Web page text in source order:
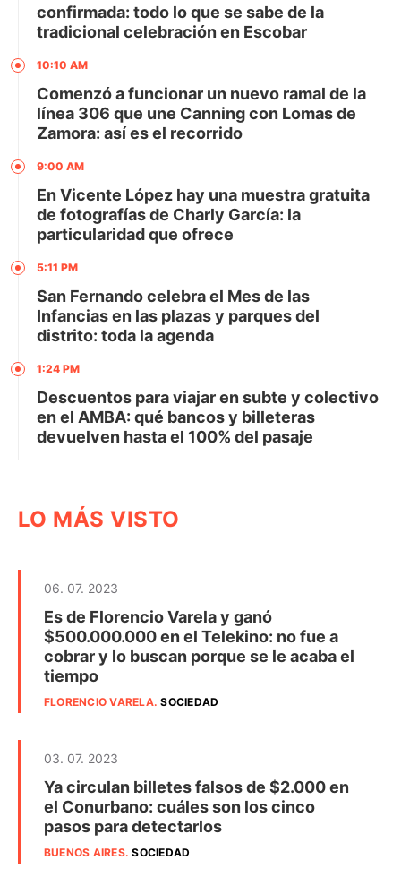
confirmada: todo lo que se sabe de la
tradicional celebración en Escobar
10:10 AM
Comenzó a funcionar un nuevo ramal de la
línea 306 que une Canning con Lomas de
Zamora: así es el recorrido
9:00 AM
En Vicente López hay una muestra gratuita
de fotografías de Charly García: la
particularidad que ofrece
5:11 PM
San Fernando celebra el Mes de las
Infancias en las plazas y parques del
distrito: toda la agenda
1:24 PM
Descuentos para viajar en subte y colectivo
en el AMBA: qué bancos y billeteras
devuelven hasta el 100% del pasaje
LO MÁS VISTO
06. 07. 2023
Es de Florencio Varela y ganó
$500.000.000 en el Telekino: no fue a
cobrar y lo buscan porque se le acaba el
tiempo
FLORENCIO VARELA.SOCIEDAD
03. 07. 2023
Ya circulan billetes falsos de $2.000 en
el Conurbano: cuáles son los cinco
pasos para detectarlos
BUENOS AIRES.SOCIEDAD